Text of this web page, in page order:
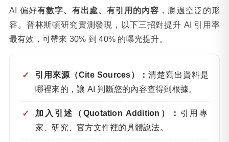
AI 偏好有數字、有出處、有引用的內容 ，勝過空泛的形
容。普林斯頓研究實測發現，以下三招對提升 AI 引用率
最有效，可帶來 30% 到 40% 的曝光提升。
引用來源（Cite Sources）：清楚寫出資料是
哪裡來的，讓 AI 判斷您的內容查得到根據。
加入引述（Quotation Addition）： 引用專
家、研究、官方文件裡的具體說法。